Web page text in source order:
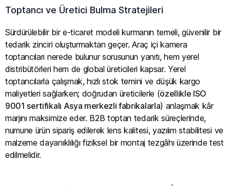
Toptancı ve Üretici Bulma Stratejileri
Sürdürülebilir bir e-ticaret modeli kurmanın temeli, güvenilir bir
tedarik zinciri oluşturmaktan geçer. Araç içi kamera
toptancıları nerede bulunur sorusunun yanıtı, hem yerel
distribütörleri hem de global üreticileri kapsar. Yerel
toptancılarla çalışmak, hızlı stok temini ve düşük kargo
maliyetleri sağlarken; doğrudan üreticilerle (özellikle ISO
9001 sertifikalı Asya merkezli fabrikalarla) anlaşmak kâr
marjını maksimize eder. B2B toptan tedarik süreçlerinde,
numune ürün sipariş edilerek lens kalitesi, yazılım stabilitesi ve
malzeme dayanıklılığı fiziksel bir montaj tezgâhı üzerinde test
edilmelidir.